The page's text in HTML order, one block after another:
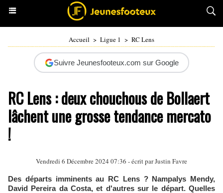
Accueil > Ligue 1 > RC Lens
Suivre Jeunesfooteux.com sur Google
RC Lens : deux chouchous de Bollaert
lâchent une grosse tendance mercato
!
Vendredi 6 Décembre 2024 07:36 - écrit parJustin Favre
Des départs imminents au RC Lens ? Nampalys Mendy,
David Pereira da Costa, et d'autres sur le départ. Quelles